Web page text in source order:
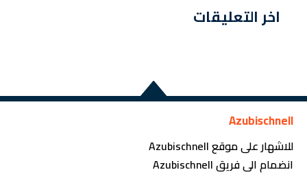
اخر التعليقات
Azubischnell
للاشهار على موقع Azubischnell
انضمام الى فريق Azubischnell